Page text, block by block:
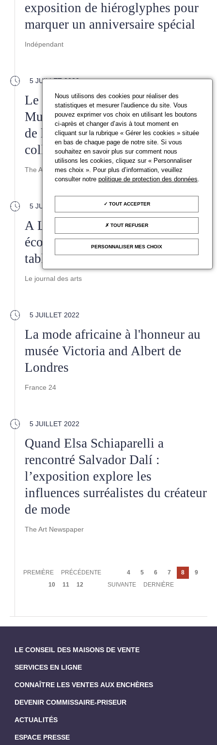
exposition de hiéroglyphes pour
marquer un anniversaire spécial
Indépendant
5 JUILLET 2022
Le directeur du Victoria & Albert
Museum appelle à une révision
de la loi britannique sur les
collections
The Art Newspaper
5 JUILLET 2022
A Londres, deux militants
écologistes se collent à un
tableau de la National Gallery
Le journal des arts
5 JUILLET 2022
La mode africaine à l'honneur au
musée Victoria and Albert de
Londres
France 24
5 JUILLET 2022
Quand Elsa Schiaparelli a
rencontré Salvador Dalí :
l’exposition explore les
influences surréalistes du créateur
de mode
The Art Newspaper
Pagination
PREMIÈRE
PREMIÈRE
PAGE
PRÉCÉDENTE Page
4 Page
5 Page
6 Page
7
Page
courante
8 Page
9
Page
10 Page
11 Page
12
PAGE
SUIVANTE
DERNIÈRE
DERNIÈRE
LE CONSEIL DES MAISONS DE VENTE
SERVICES EN LIGNE
CONNAÎTRE LES VENTES AUX ENCHÈRES
DEVENIR COMMISSAIRE-PRISEUR
ACTUALITÉS
ESPACE PRESSE
Nous utilisons des cookies pour réaliser des
statistiques et mesurer l'audience du site. Vous
pouvez exprimer vos choix en utilisant les boutons
ci-après et changer d’avis à tout moment en
cliquant sur la rubrique « Gérer les cookies » située
en bas de chaque page de notre site. Si vous
souhaitez en savoir plus sur comment nous
utilisons les cookies, cliquez sur « Personnaliser
mes choix ». Pour plus d’information, veuillez
consulter notrepolitique de protection des données
TOUT ACCEPTER
TOUT REFUSER
PERSONNALISER MES CHOIX